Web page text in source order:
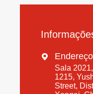
 Endereço
Sala
1215,
Street,